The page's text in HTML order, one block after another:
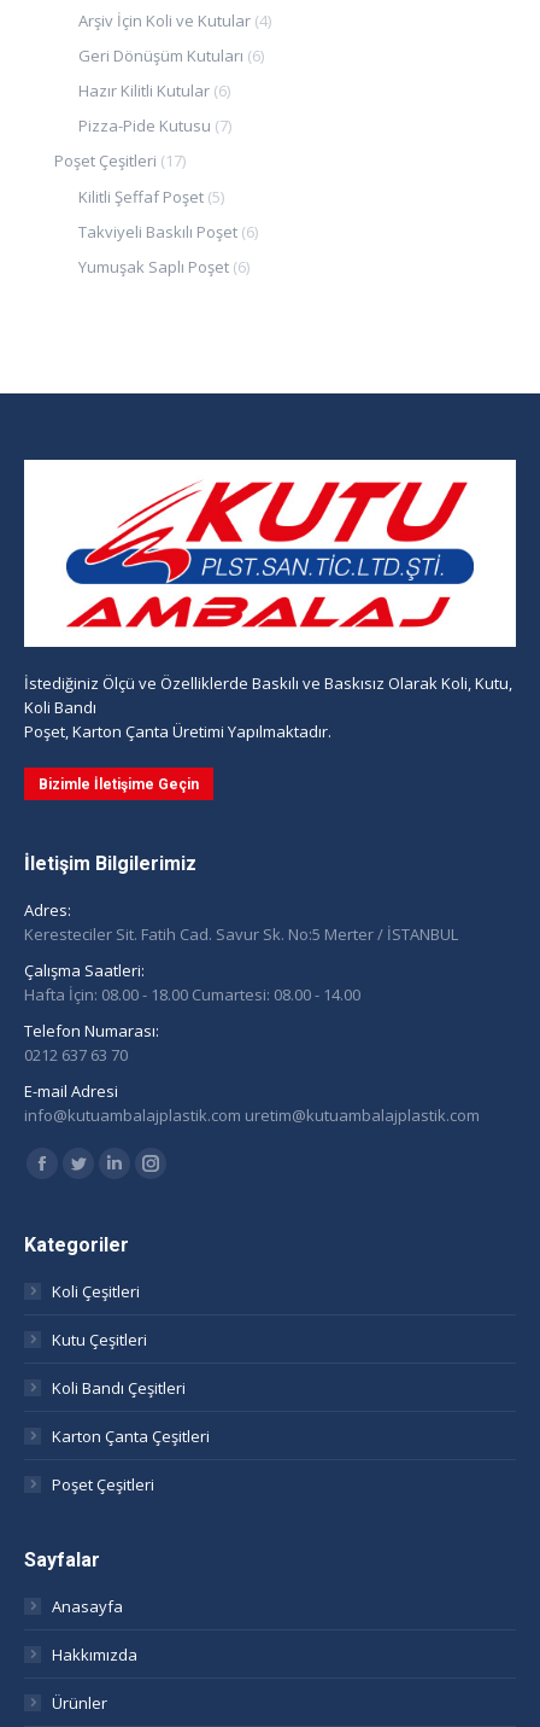
Arşiv İçin Koli ve Kutular (4)
Geri Dönüşüm Kutuları (6)
Hazır Kilitli Kutular (6)
Pizza-Pide Kutusu (7)
Poşet Çeşitleri (17)
Kilitli Şeffaf Poşet (5)
Takviyeli Baskılı Poşet (6)
Yumuşak Saplı Poşet (6)
İstediğiniz Ölçü ve Özelliklerde Baskılı ve Baskısız Olarak Koli, Kutu,
Koli Bandı
Poşet, Karton Çanta Üretimi Yapılmaktadır.
Bizimle İletişime Geçin
İletişim Bilgilerimiz
Adres:
Keresteciler Sit. Fatih Cad. Savur Sk. No:5 Merter / İSTANBUL
Çalışma Saatleri:
Hafta İçin: 08.00 - 18.00 Cumartesi: 08.00 - 14.00
Telefon Numarası:
0212 637 63 70
E-mail Adresi
info@kutuambalajplastik.com uretim@kutuambalajplastik.com
Find us on:
Facebook
opens
new
window
Twitter
opens
new
window
Linkedin
opens
new
window
Instagram
Kategoriler
Koli Çeşitleri
Kutu Çeşitleri
Koli Bandı Çeşitleri
Karton Çanta Çeşitleri
Poşet Çeşitleri
Sayfalar
Anasayfa
Hakkımızda
Ürünler